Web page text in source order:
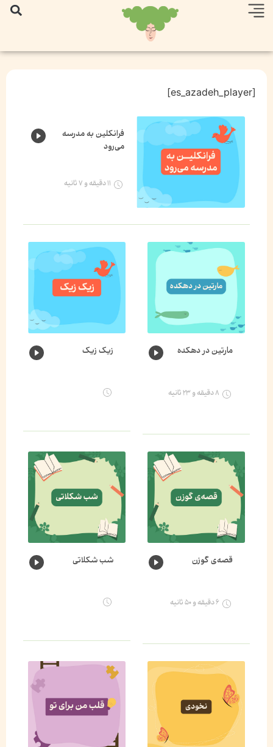
[es_azadeh_player]
فرانکلین به مدرسه
می‌رود
۱۱ دقیقه و ۷ ثانیه
مارتین در دهکده
۸ دقیقه و ۲۳ ثانیه
زیک زیک
قصه‌ی گوزن
۶ دقیقه و ۵۰ ثانیه
شب شکلاتی